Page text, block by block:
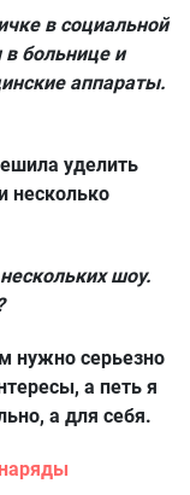
в социальной
больнице и
аппараты.
уделить
несколько
шоу.
нужно серьезно
а петь я
а для себя.